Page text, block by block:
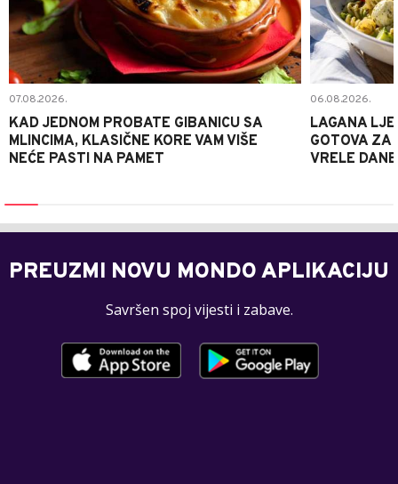
07.08.2026.
KAD JEDNOM PROBATE GIBANICU SA
MLINCIMA, KLASIČNE KORE VAM VIŠE
NEĆE PASTI NA PAMET
06.08.2026.
LAGANA
GOTOVA ZA
VRELE DANE
PREUZMI NOVU MONDO APLIKACIJU
Savršen spoj vijesti i zabave.